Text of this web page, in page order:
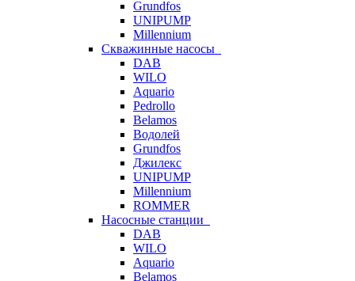
Grundfos
UNIPUMP
Millennium
Скважинные насосы
DAB
WILO
Aquario
Pedrollo
Belamos
Водолей
Grundfos
Джилекс
UNIPUMP
Millennium
ROMMER
Насосные станции
DAB
WILO
Aquario
Belamos